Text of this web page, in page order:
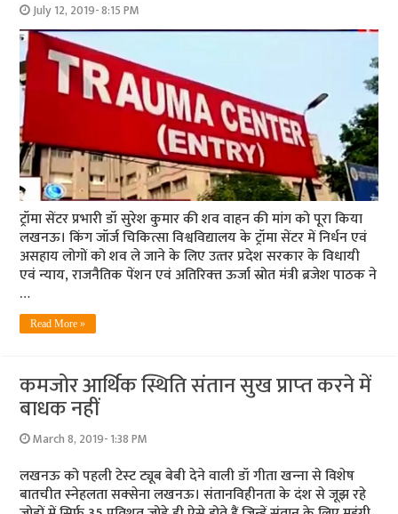
July 12, 2019- 8:15 PM
ट्रॉमा सेंटर प्रभारी डॉ सुरेश कुमार की शव वाहन की मांग को पूरा किया
लखनऊ। किंग जॉर्ज चिकित्सा विश्वविद्यालय के ट्रॉमा सेंटर में निर्धन एवं
असहाय लोगों को शव ले जाने के लिए उत्‍तर प्रदेश सरकार के विधायी
एवं न्‍याय, राजनैतिक पेंशन एवं अतिरिक्‍त ऊर्जा स्रोत मंत्री ब्रजेश पाठक ने
…
Read More »
कमजोर आर्थिक स्थिति संतान सुख प्राप्‍त करने में
बाधक नहीं
March 8, 2019- 1:38 PM
लखनऊ को पहली टेस्‍ट ट्यूब बेबी देने वाली डॉ गीता खन्‍ना से विशेष
बातचीत स्‍नेहलता सक्‍सेना लखनऊ। संतानविहीनता के दंश से जूझ रहे